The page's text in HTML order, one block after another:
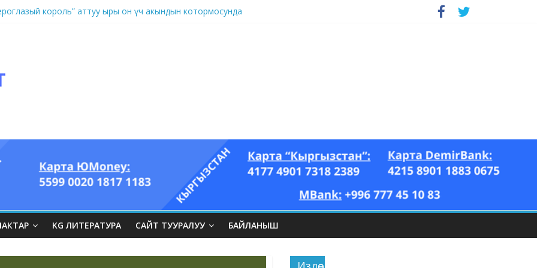
король” аттуу ыры он үч акындын котормосунда
KG ЛИТЕРАТУРА САЙТ ТУУРАЛУУ БАЙЛАНЫШ